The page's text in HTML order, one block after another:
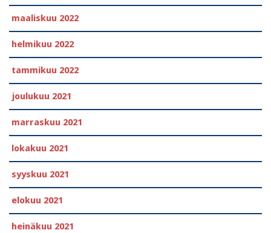
maaliskuu 2022
helmikuu 2022
tammikuu 2022
joulukuu 2021
marraskuu 2021
lokakuu 2021
syyskuu 2021
elokuu 2021
heinäkuu 2021